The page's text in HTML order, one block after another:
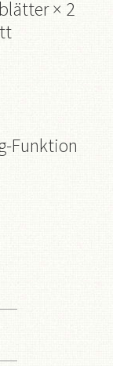
× 2
Funktion